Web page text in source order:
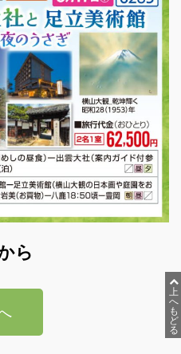
ら
上
へ
も
ど
る